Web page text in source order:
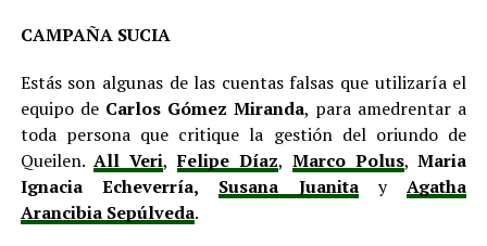
CAMPAÑA SUCIA
Estás son algunas de las cuentas falsas que utilizaría el
equipo de Carlos Gómez Miranda, para amedrentar a
toda persona que critique la gestión del oriundo de
Queilen.All Veri,Felipe Díaz, Marco Polus,Maria
Ignacia Echeverría,
Susana JuanitayAgatha
Arancibia Sepúlveda.